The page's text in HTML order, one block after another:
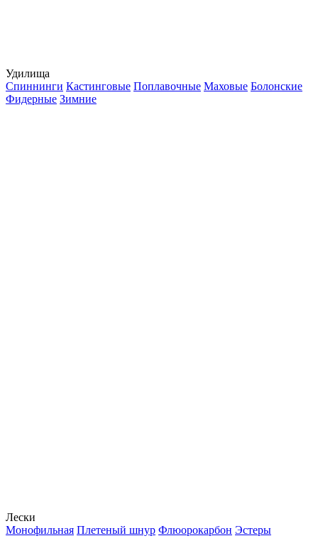
Удилища
Спиннинги Кастинговые Поплавочные Маховые Болонские
Фидерные Зимние
Лески
Монофильная Плетеный шнур Флюорокарбон Эстеры